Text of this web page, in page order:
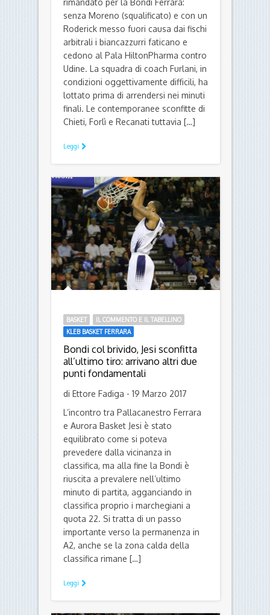
Per la salvezza bisogna aspettare
ancora: finale amaro, Udine
sbanca il Pala HiltonPharma
di Ettore Fadiga - 2 Aprile 2017
L’allungo decisivo per la salvezza è
rimandato per la Bondi Ferrara:
senza Moreno (squalificato) e con un
Roderick messo fuori causa dai fischi
cedono al Pala HiltonPharma contro
lottato prima di arrendersi nei minuti
finali. Le contemporanee sconfitte di
Chieti, Forlì e Recanati tuttavia […]
Leggi
BASKET
IL COMMENTO E IL TABELLINO
KLEB BASKET FERRARA
Bondi col brivido, Jesi sconfitta
all’ultimo tiro: arrivano altri due
punti fondamentali
di Ettore Fadiga - 19 Marzo 2017
L’incontro tra Pallacanestro Ferrara
e Aurora Basket Jesi è stato
equilibrato come si poteva
prevedere dalla vicinanza in
classifica, ma alla fine la Bondi è
minuto di partita, agganciando in